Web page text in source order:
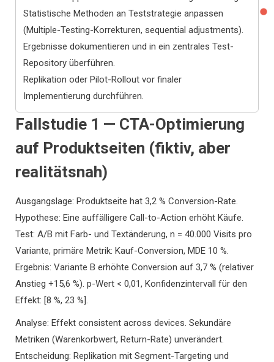
Statistische Methoden an Teststrategie anpassen
(Multiple-Testing-Korrekturen, sequential adjustments).
Ergebnisse dokumentieren und in ein zentrales Test-
Repository überführen.
Replikation oder Pilot-Rollout vor finaler
Implementierung durchführen.
Fallstudie 1 — CTA-Optimierung
auf Produktseiten (fiktiv, aber
realitätsnah)
Ausgangslage: Produktseite hat 3,2 % Conversion-Rate.
Hypothese: Eine auffälligere Call-to-Action erhöht Käufe.
Test: A/B mit Farb- und Textänderung, n = 40.000 Visits pro
Variante, primäre Metrik: Kauf-Conversion, MDE 10 %.
Ergebnis: Variante B erhöhte Conversion auf 3,7 % (relativer
Anstieg +15,6 %). p-Wert < 0,01, Konfidenzintervall für den
Effekt: [8 %, 23 %].
Analyse: Effekt consistent across devices. Sekundäre
Metriken (Warenkorbwert, Return-Rate) unverändert.
Entscheidung: Replikation mit Segment-Targeting und